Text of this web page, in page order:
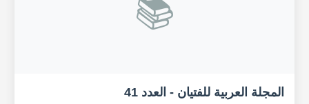
📚
المجلة العربية للفتيان - العدد 41